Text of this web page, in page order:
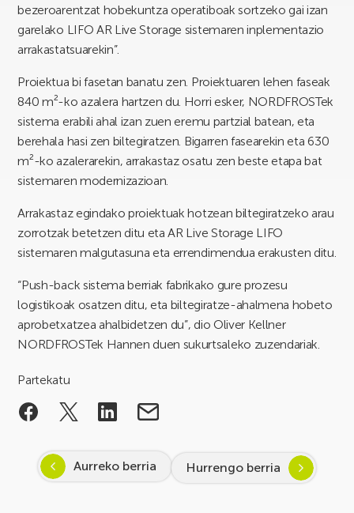
bezeroarentzat hobekuntza operatiboak sortzeko gai izan
garelako LIFO AR Live Storage sistemaren inplementazio
arrakastatsuarekin”.
Proiektua bi fasetan banatu zen. Proiektuaren lehen faseak
840 m²-ko azalera hartzen du. Horri esker, NORDFROSTek
sistema erabili ahal izan zuen eremu partzial batean, eta
berehala hasi zen biltegiratzen. Bigarren fasearekin eta 630
m²-ko azalerarekin, arrakastaz osatu zen beste etapa bat
sistemaren modernizazioan.
Arrakastaz egindako proiektuak hotzean biltegiratzeko arau
zorrotzak betetzen ditu eta AR Live Storage LIFO
sistemaren malgutasuna eta errendimendua erakusten ditu.
“Push-back sistema berriak fabrikako gure prozesu
logistikoak osatzen ditu, eta biltegiratze-ahalmena hobeto
aprobetxatzea ahalbidetzen du”, dio Oliver Kellner
NORDFROSTek Hannen duen sukurtsaleko zuzendariak.
Partekatu
Aurreko berria Hurrengo berria